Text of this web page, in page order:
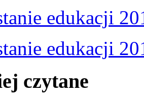
edukacji
edukacji
czytane